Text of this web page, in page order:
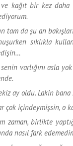
kağıt bir kez daha
tam da şu an
sıklıkla
varlığını asla
ay oldu. Lakin
çok içindeymişsin, o
zaman, birlikte
nasıl fark